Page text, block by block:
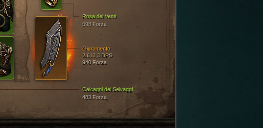
Calcagni dei Selvaggi
483 Forza
Giuramento
2.613,3 DPS
940 Forza
Rosa dei Venti
598 Forza